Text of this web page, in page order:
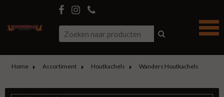
Home Assortiment Houtkachels Wanders Houtkachels